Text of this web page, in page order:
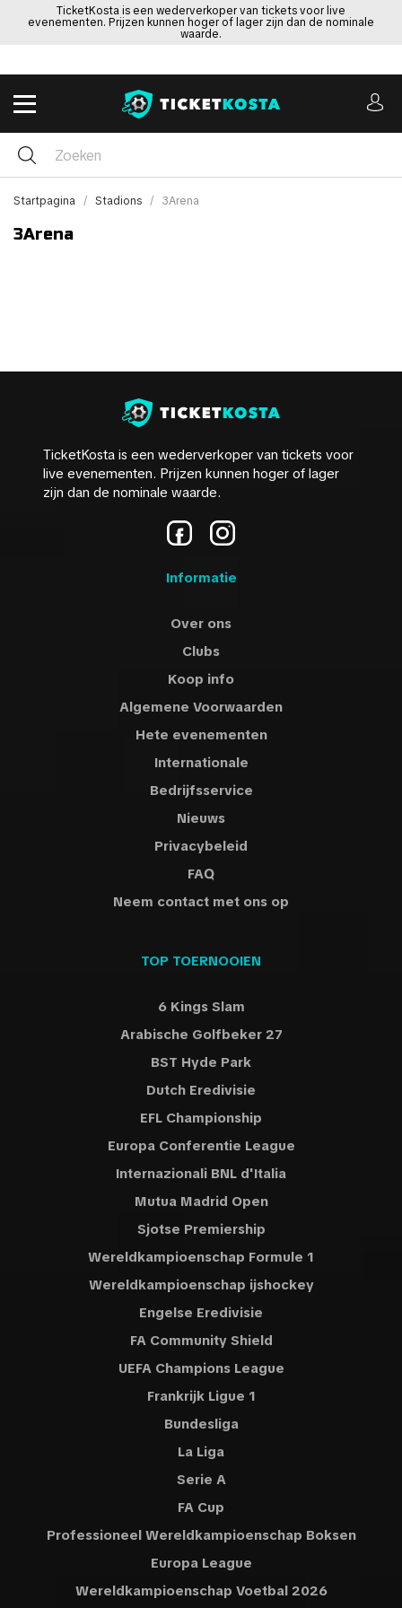
TicketKosta is een wederverkoper van tickets voor live
evenementen. Prijzen kunnen hoger of lager zijn dan de nominale
waarde.
Startpagina Stadions 3Arena
3Arena
TicketKosta is een wederverkoper van tickets voor
live evenementen. Prijzen kunnen hoger of lager
zijn dan de nominale waarde.
Informatie
Over ons
Clubs
Koop info
Algemene Voorwaarden
Hete evenementen
Internationale
Bedrijfsservice
Nieuws
Privacybeleid
FAQ
Neem contact met ons op
TOP TOERNOOIEN
6 Kings Slam
Arabische Golfbeker 27
BST Hyde Park
Dutch Eredivisie
EFL Championship
Europa Conferentie League
Internazionali BNL d'Italia
Mutua Madrid Open
Sjotse Premiership
Wereldkampioenschap Formule 1
Wereldkampioenschap ijshockey
Engelse Eredivisie
FA Community Shield
UEFA Champions League
Frankrijk Ligue 1
Bundesliga
La Liga
Serie A
FA Cup
Professioneel Wereldkampioenschap Boksen
Europa League
Wereldkampioenschap Voetbal 2026